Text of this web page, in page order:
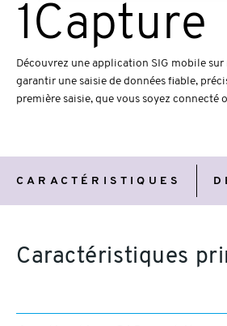
1Capture
Découvrez une application SIG mobile
garantir une saisie de données fiable,
première saisie, que vous soyez connecté
CARACTÉRISTIQUES
Caractéristiques